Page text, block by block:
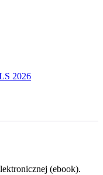
2026
(ebook).